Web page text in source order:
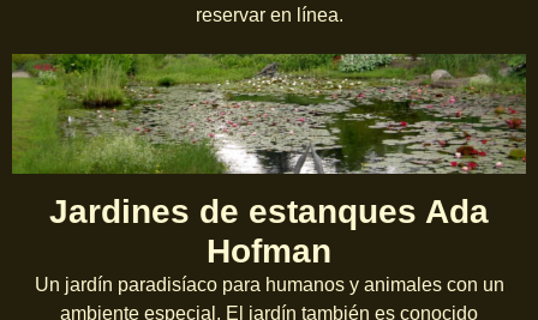
reservar en línea.
Jardines de estanques Ada
Hofman
Un jardín paradisíaco para humanos y animales con un
ambiente especial. El jardín también es conocido